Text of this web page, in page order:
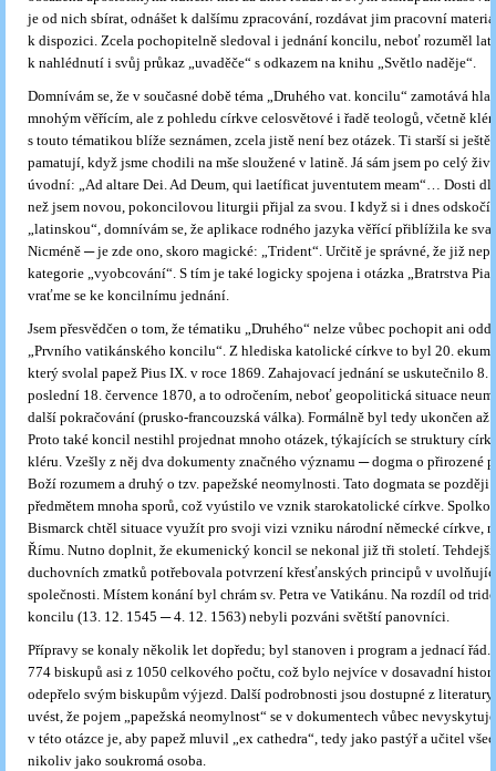
je od nich sbírat, odnášet k dalšímu zpracování, rozdávat jim pracovní
k dispozici. Zcela pochopitelně sledoval i jednání koncilu, neboť rozuměl
k nahlédnutí i svůj průkaz „uvaděče“ s odkazem na knihu „Světlo naděje“.
Domnívám se, že v současné době téma „Druhého vat. koncilu“ zamotává
mnohým věřícím, ale z pohledu církve celosvětové i řadě teologů, včetně
s touto tématikou blíže seznámen, zcela jistě není bez otázek. Ti starší si ještě
pamatují, když jsme chodili na mše sloužené v latině. Já sám jsem po celý
úvodní: „Ad altare Dei. Ad Deum, qui laetíficat juventutem meam“… Dosti
než jsem novou, pokoncilovou liturgii přijal za svou. I když si i dnes
„latinskou“, domnívám se, že aplikace rodného jazyka věřící přiblížila ke
Nicméně ─ je zde ono, skoro magické: „Trident“. Určitě je správné, že již
kategorie „vyobcování“. S tím je také logicky spojena i otázka „Bratrstva Pia
vraťme se ke koncilnímu jednání.
Jsem přesvědčen o tom, že tématiku „Druhého“ nelze vůbec pochopit ani
„Prvního vatikánského koncilu“. Z hlediska katolické církve to byl 20.
který svolal papež Pius IX. v roce 1869. Zahajovací jednání se uskutečnilo 8.
poslední 18. července 1870, a to odročením, neboť geopolitická situace
další pokračování (prusko-francouzská válka). Formálně byl tedy ukončen až
Proto také koncil nestihl projednat mnoho otázek, týkajících se struktury
kléru. Vzešly z něj dva dokumenty značného významu ─ dogma o přirozené
Boží rozumem a druhý o tzv. papežské neomylnosti. Tato dogmata se později
předmětem mnoha sporů, což vyústilo ve vznik starokatolické církve.
Bismarck chtěl situace využít pro svoji vizi vzniku národní německé církve,
Římu. Nutno doplnit, že ekumenický koncil se nekonal již tři století. Tehdejší
duchovních zmatků potřebovala potvrzení křesťanských principů v
společnosti. Místem konání byl chrám sv. Petra ve Vatikánu. Na rozdíl od
koncilu (13. 12. 1545 ─ 4. 12. 1563) nebyli pozváni světští panovníci.
Přípravy se konaly několik let dopředu; byl stanoven i program a jednací
774 biskupů asi z 1050 celkového počtu, což bylo nejvíce v dosavadní
odepřelo svým biskupům výjezd. Další podrobnosti jsou dostupné z
uvést, že pojem „papežská neomylnost“ se v dokumentech vůbec
v této otázce je, aby papež mluvil „ex cathedra“, tedy jako pastýř a učitel
nikoliv jako soukromá osoba.